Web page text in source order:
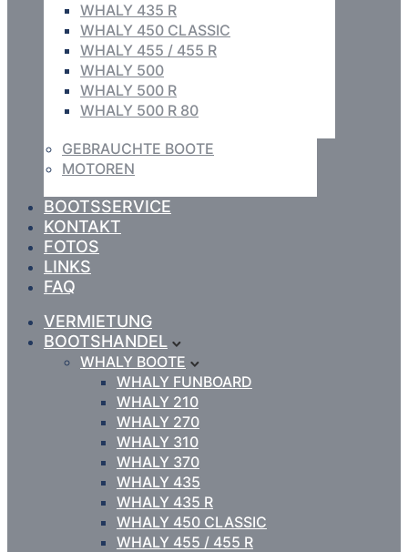
WHALY 435 R
WHALY 450 CLASSIC
WHALY 455 / 455 R
WHALY 500
WHALY 500 R
WHALY 500 R 80
GEBRAUCHTE BOOTE
MOTOREN
BOOTSSERVICE
KONTAKT
FOTOS
LINKS
FAQ
VERMIETUNG
BOOTSHANDEL
WHALY BOOTE
WHALY FUNBOARD
WHALY 210
WHALY 270
WHALY 310
WHALY 370
WHALY 435
WHALY 435 R
WHALY 450 CLASSIC
WHALY 455 / 455 R